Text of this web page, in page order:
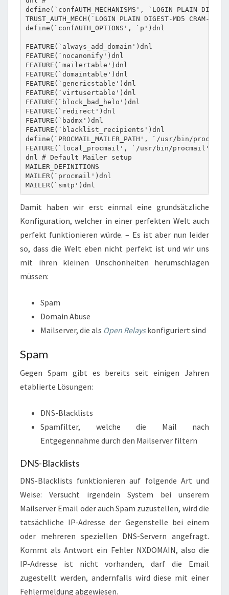
define(`confAUTH_MECHANISMS', `LOGIN PLAIN
TRUST_AUTH_MECH(`LOGIN PLAIN DIGEST-MD5 CRAM-
define(`confAUTH_OPTIONS', `p')dnl
FEATURE(`always_add_domain')dnl
FEATURE(`nocanonify')dnl
FEATURE(`mailertable')dnl
FEATURE(`domaintable')dnl
FEATURE(`genericstable')dnl
FEATURE(`virtusertable')dnl
FEATURE(`block_bad_helo')dnl
FEATURE(`redirect')dnl
FEATURE(`badmx')dnl
FEATURE(`blacklist_recipients')dnl
define(`PROCMAIL_MAILER_PATH', `/usr/bin/
FEATURE(`local_procmail', `/usr/bin/procmail')dnl
dnl # Default Mailer setup
MAILER_DEFINITIONS
MAILER(`procmail')dnl
MAILER(`smtp')dnl
Damit haben wir erst einmal eine grundsätzliche
Konfiguration, welcher in einer perfekten Welt auch
perfekt funktionieren würde. – Es ist aber nun leider
so, dass die Welt eben nicht perfekt ist und wir uns
mit ihren kleinen Unschönheiten herumschlagen
müssen:
Spam
Domain Abuse
Mailserver, die als Open Relayskonfiguriert sind
Spam
Gegen Spam gibt es bereits seit einigen Jahren
etablierte Lösungen:
DNS-Blacklists
Spamfilter, welche die Mail nach
Entgegennahme durch den Mailserver filtern
DNS-Blacklists
DNS-Blacklists funktionieren auf folgende Art und
Weise: Versucht irgendein System bei unserem
Mailserver Email oder auch Spam zuzustellen, wird die
tatsächliche IP-Adresse der Gegenstelle bei einem
oder mehreren speziellen DNS-Servern angefragt.
Kommt als Antwort ein Fehler NXDOMAIN, also die
IP-Adresse ist nicht vorhanden, darf die Email
zugestellt werden, andernfalls wird diese mit einer
Fehlermeldung abgewiesen.